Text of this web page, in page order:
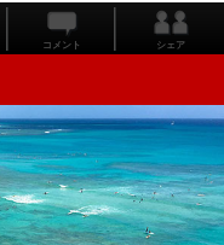
コメント シェア